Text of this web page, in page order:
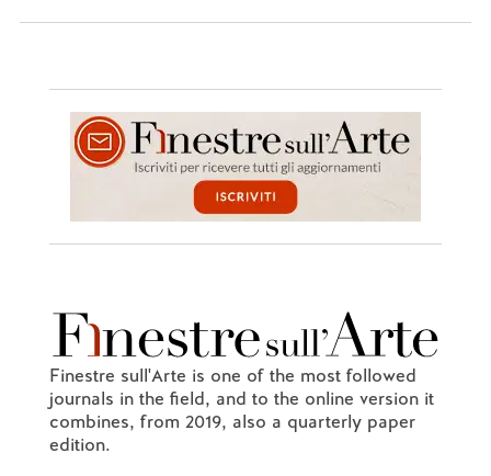
Finestre sull'Arte is one of the most followed
journals in the field, and to the online version it
combines, from 2019, also a quarterly paper
edition.